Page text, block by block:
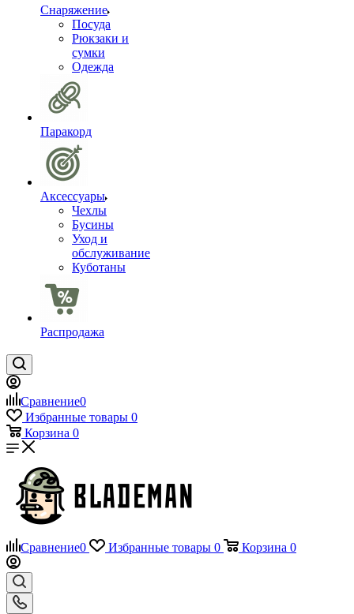
Снаряжение
Посуда
Рюкзаки и
сумки
Одежда
Паракорд
Аксессуары
Чехлы
Бусины
Уход и
обслуживание
Куботаны
Распродажа
Сравнение0
Избранные товары 0
Корзина 0
Сравнение0 Избранные товары 0 Корзина 0